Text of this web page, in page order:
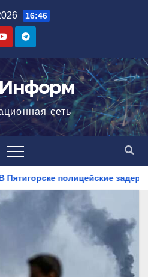
16:46
сеть
закладчика,